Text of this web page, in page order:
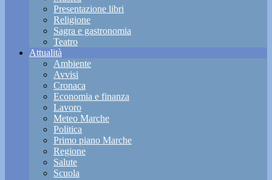
Presentazione libri
Religione
Sagra e gastronomia
Teatro
Attualità
Ambiente
Avvisi
Cronaca
Economia e finanza
Lavoro
Meteo Marche
Politica
Primo piano Marche
Regione
Salute
Scuola